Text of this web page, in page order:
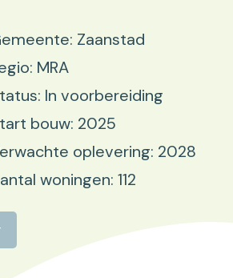
Zaanstad
MRA
In voorbereiding
bouw: 2025
oplevering: 2028
woningen: 112